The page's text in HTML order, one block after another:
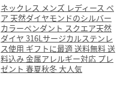
ネックレス メンズ レディース ペ
ア 天然ダイヤモンドのシルバー
カラーペンダント スクエア天然
ダイヤ 316Lサージカルステンレ
ス使用 ギフトに最適 送料無料 送
料込み 金属アレルギー対応 プレ
ゼント 春夏秋冬 大人気